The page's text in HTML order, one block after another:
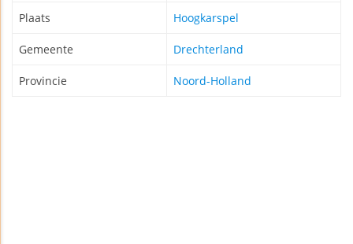
Plaats Hoogkarspel
Gemeente Drechterland
Provincie Noord-Holland